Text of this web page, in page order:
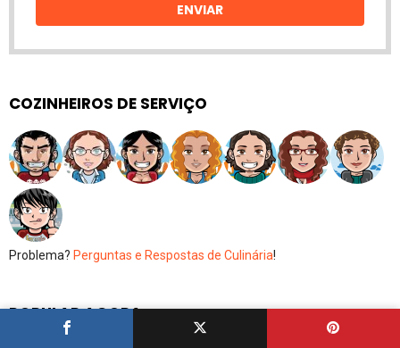
ENVIAR
COZINHEIROS DE SERVIÇO
Problema? Perguntas e Respostas de Culinária!
POPULAR AGORA